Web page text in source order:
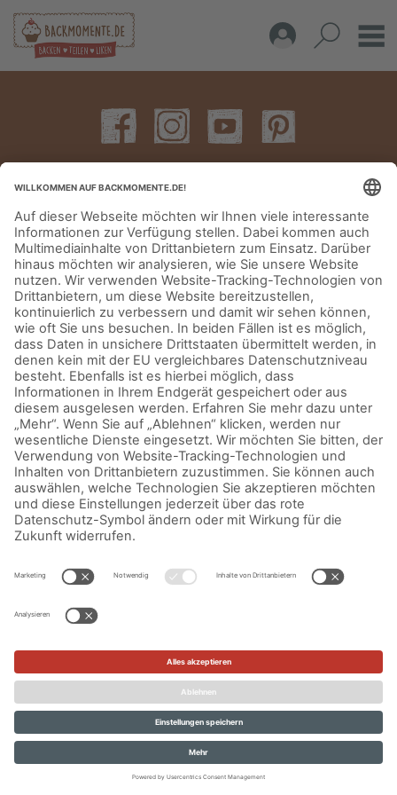
IMPRESSUM DATENSCHUTZERKLÄRUNG AGB KONTAKT
© Aurora Mühlen GmbH - Trettaustraße 49 – D-21107 Hamburg